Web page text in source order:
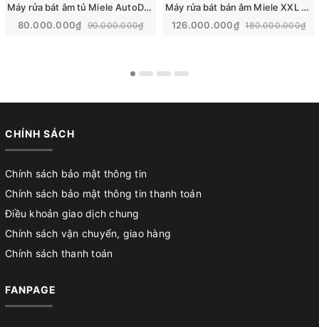
Máy rửa bát âm tủ Miele AutoDos K20 | G 7790 SCVi
80.000.000₫ 90.000.000₫
Máy rửa bát bán âm Miele XXL AutoDos | G 7935 SCi
126.000.000₫ 180.000.000₫
CHÍNH SÁCH
Chính sách bảo mật thông tin
Chính sách bảo mật thông tin thanh toán
Điều khoản giao dịch chung
Chính sách vận chuyển, giao hàng
Chính sách thanh toán
FANPAGE